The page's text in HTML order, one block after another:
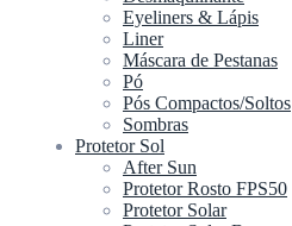
Eyeliners & Lápis
Liner
Máscara de Pestanas
Pó
Pós Compactos/Soltos
Sombras
Protetor Sol
After Sun
Protetor Rosto FPS50
Protetor Solar